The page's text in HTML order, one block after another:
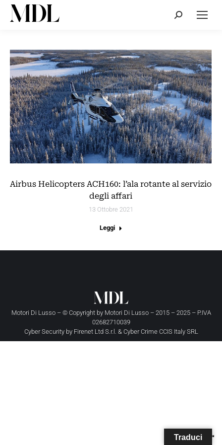
Cerca:
Airbus Helicopters ACH160: l’ala rotante al servizio
degli affari
13 Ottobre 2021
Leggi
Motori Di Lusso – © Copyright by Motori Di Lusso– 2015 – 2025 – P.IVA
02682710039
Cyber Security by Firenet Ltd S.r.l. & Cyber Crime CCIS Italy SRL
Traduci